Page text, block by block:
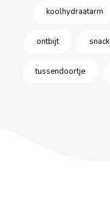
koolhydraatarm
ontbijt snack
tussendoortje